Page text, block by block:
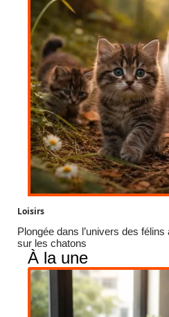
Loisirs
Plongée dans l’univers des
sur les chatons
À la une